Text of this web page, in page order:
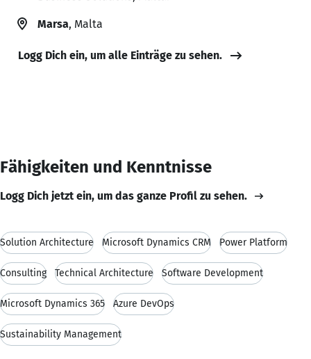
Marsa, Malta
Logg Dich ein, um alle Einträge zu sehen.
Fähigkeiten und Kenntnisse
Logg Dich jetzt ein, um das ganze Profil zu sehen.
Solution Architecture Microsoft Dynamics CRM Power Platform
Consulting Technical Architecture Software Development
Microsoft Dynamics 365 Azure DevOps
Sustainability Management